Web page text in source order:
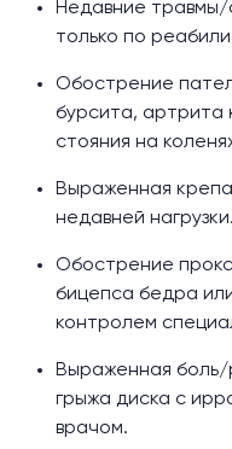
Недавние
только по
Обострение
бурсита, артрита
стояния на
Выраженная
недавней нагрузки.
Обострение
бицепса бедра
контролем
Выраженная боль/
грыжа диска с
врачом.